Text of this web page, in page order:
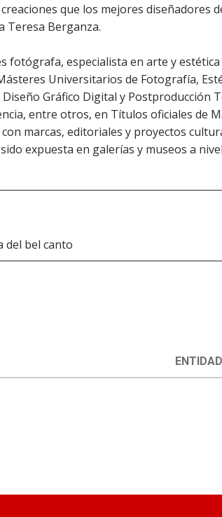
que los mejores diseñadores
Teresa Berganza.
fotógrafa, especialista en arte y estética
Universitarios de Fotografía,
Gráfico Digital y Postproducción
entre otros, en Títulos oficiales de
marcas, editoriales y proyectos
expuesta en galerías y museos a
del bel canto